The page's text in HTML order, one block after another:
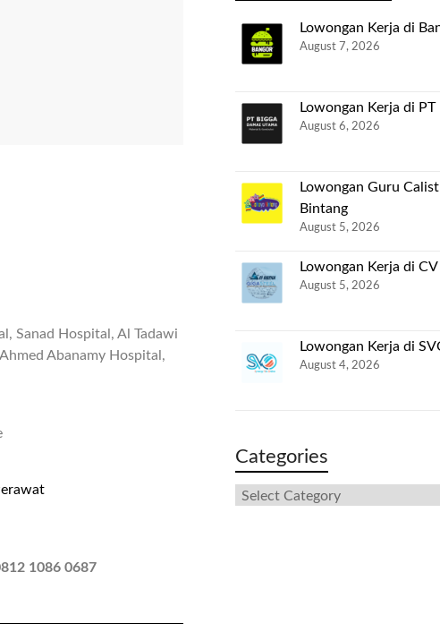
Sanad Hospital, Al Tadawi
Abanamy Hospital,
1086 0687
Lowongan Kerja di
August 7, 2026
Lowongan Kerja di
August 6, 2026
Lowongan Guru
Bintang
August 5, 2026
Lowongan Kerja di
August 5, 2026
Lowongan Kerja di
August 4, 2026
Categories